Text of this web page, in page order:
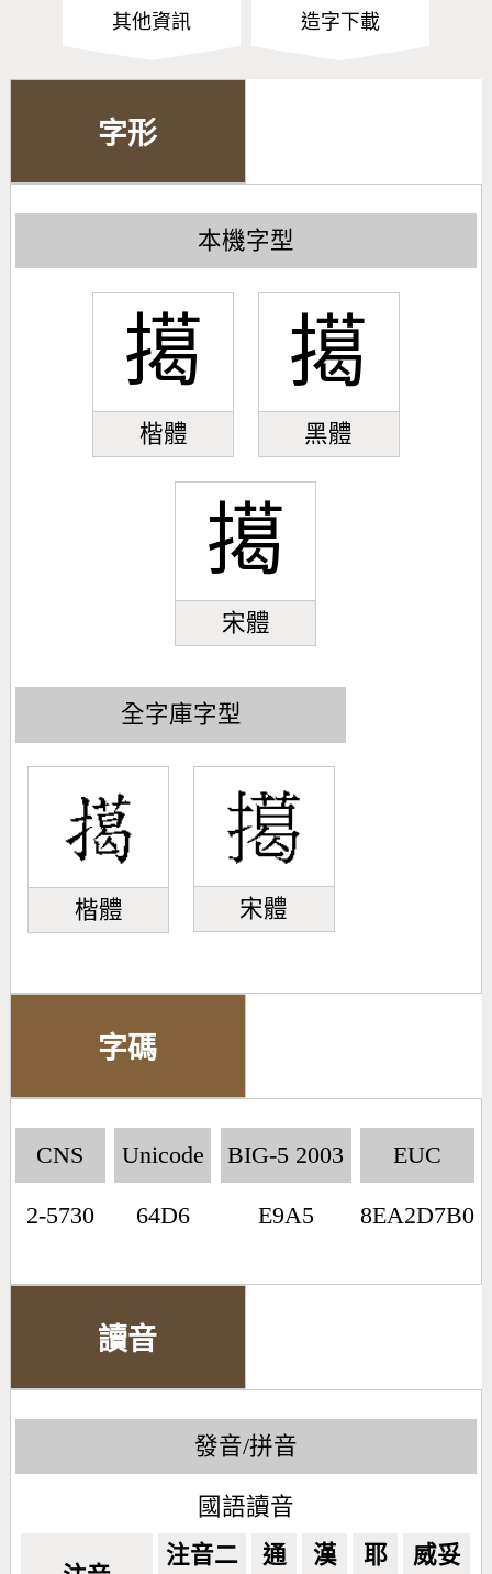
其他資訊 造字下載
字形
本機字型
擖
楷體
擖
黑體
擖
宋體
全字庫字型
楷體 宋體
字碼
CNS
2-5730
Unicode
64D6
BIG-5 2003
E9A5
EUC
8EA2D7B0
讀音
發音/拼音
國語讀音
注音二 通 漢 耶 威妥